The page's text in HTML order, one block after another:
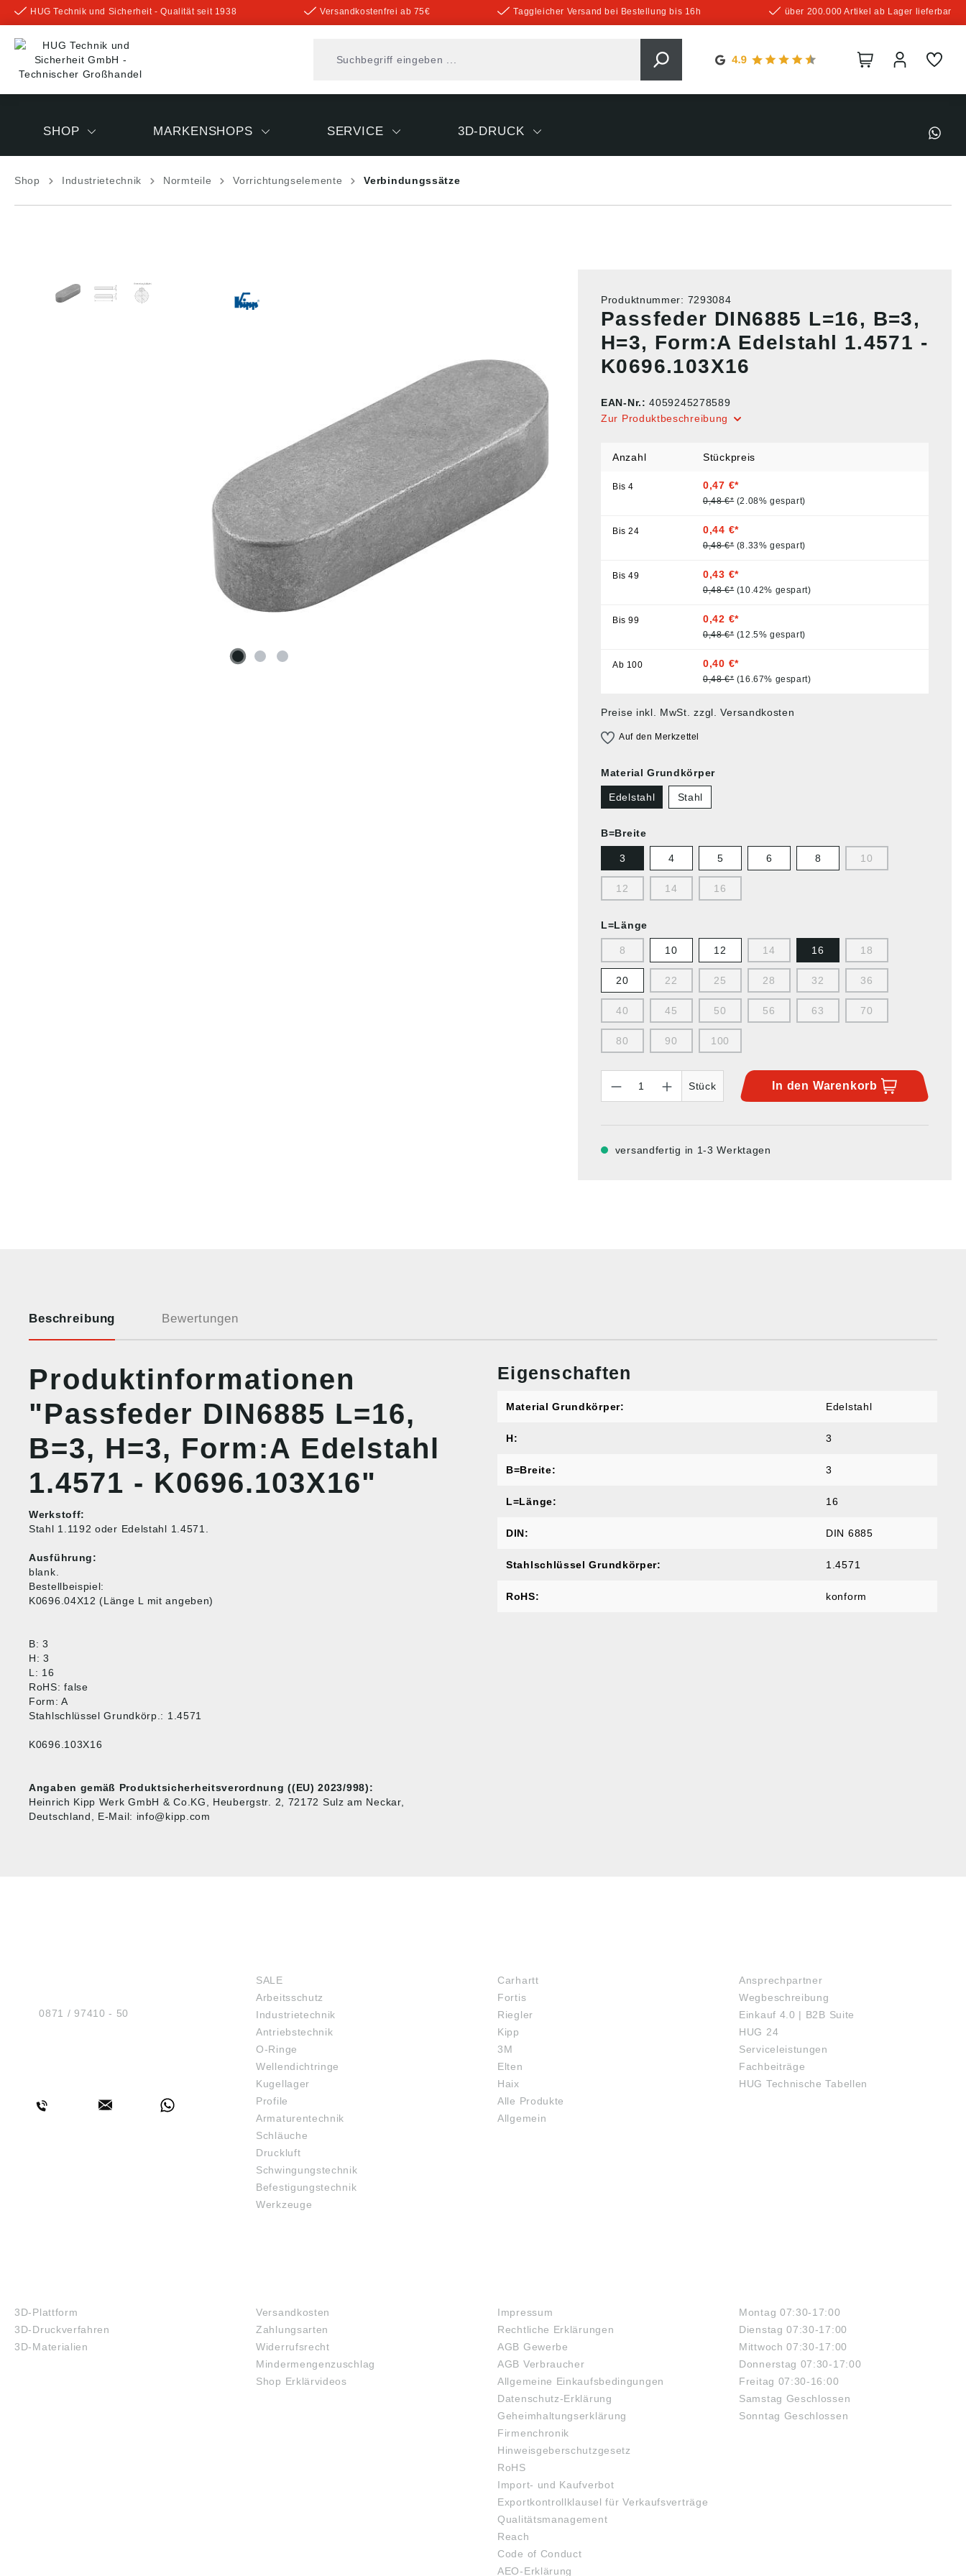
springen
HUG Technik und Sicherheit - Qualität seit 1938 Versandkostenfrei ab 75€ Taggleicher Versand bei Bestellung bis 16h über 200.000 Artikel ab Lager lieferbar
SHOP MARKENSHOPS SERVICE 3D-DRUCK
Shop Industrietechnik Normteile Vorrichtungselemente Verbindungssätze
Produktnummer: 7293084
Passfeder DIN6885 L=16, B=3,
H=3, Form:A Edelstahl 1.4571 -
K0696.103X16
EAN-Nr.:4059245278589
Zur Produktbeschreibung
Anzahl Stückpreis
Bis4 0,47 €*
0,48 €* (2.08% gespart)
Bis24 0,44 €*
0,48 €* (8.33% gespart)
Bis49 0,43 €*
0,48 €* (10.42% gespart)
Bis99 0,42 €*
0,48 €* (12.5% gespart)
Ab 100 0,40 €*
0,48 €* (16.67% gespart)
Preise inkl. MwSt. zzgl. Versandkosten
Auf den Merkzettel
Material Grundkörper
Edelstahl Stahl
B=Breite
3 4 5 6 8 10
12 14 16
L=Länge
8 10 12 14 16 18
20 22 25 28 32 36
40 45 50 56 63 70
80 90 100
Stück
In den Warenkorb
versandfertig in 1-3 Werktagen
Beschreibung Bewertungen
Produktinformationen
"Passfeder DIN6885 L=16,
B=3, H=3, Form:A Edelstahl
1.4571 - K0696.103X16"
Werkstoff:
Stahl 1.1192 oder Edelstahl 1.4571.
Ausführung:
blank.
Bestellbeispiel:
K0696.04X12 (Länge L mit angeben)
B: 3
H: 3
L: 16
RoHS: false
Form: A
Stahlschlüssel Grundkörp.: 1.4571
K0696.103X16
Angaben gemäß Produktsicherheitsverordnung ((EU) 2023/998):
Heinrich Kipp Werk GmbH & Co.KG, Heubergstr. 2, 72172 Sulz am Neckar,
Deutschland, E-Mail: info@kipp.com
Eigenschaften
Material Grundkörper: Edelstahl
H: 3
B=Breite: 3
L=Länge: 16
DIN: DIN 6885
Stahlschlüssel Grundkörper: 1.4571
RoHS: konform
Tel.:0871 / 97410 - 50
SALE
Arbeitsschutz
Industrietechnik
Antriebstechnik
O-Ringe
Wellendichtringe
Kugellager
Profile
Armaturentechnik
Schläuche
Druckluft
Schwingungstechnik
Befestigungstechnik
Werkzeuge
Carhartt
Fortis
Riegler
Kipp
3M
Elten
Haix
Alle Produkte
Allgemein
Ansprechpartner
Wegbeschreibung
Einkauf 4.0 | B2B Suite
HUG 24
Serviceleistungen
Fachbeiträge
HUG Technische Tabellen
3D-Plattform
3D-Druckverfahren
3D-Materialien
Versandkosten
Zahlungsarten
Widerrufsrecht
Mindermengenzuschlag
Shop Erklärvideos
Impressum
Rechtliche Erklärungen
AGB Gewerbe
AGB Verbraucher
Allgemeine Einkaufsbedingungen
Datenschutz-Erklärung
Geheimhaltungserklärung
Firmenchronik
Hinweisgeberschutzgesetz
RoHS
Import- und Kaufverbot
Exportkontrollklausel für Verkaufsverträge
Qualitätsmanagement
Reach
Code of Conduct
AEO-Erklärung
Montag 07:30-17:00
Dienstag 07:30-17:00
Mittwoch 07:30-17:00
Donnerstag 07:30-17:00
Freitag 07:30-16:00
Samstag Geschlossen
Sonntag Geschlossen